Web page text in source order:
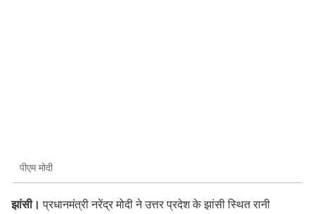
पीएम मोदी
झांसी। प्रधानमंत्री नरेंद्र मोदी ने उत्तर प्रदेश के झांसी स्थित रानी